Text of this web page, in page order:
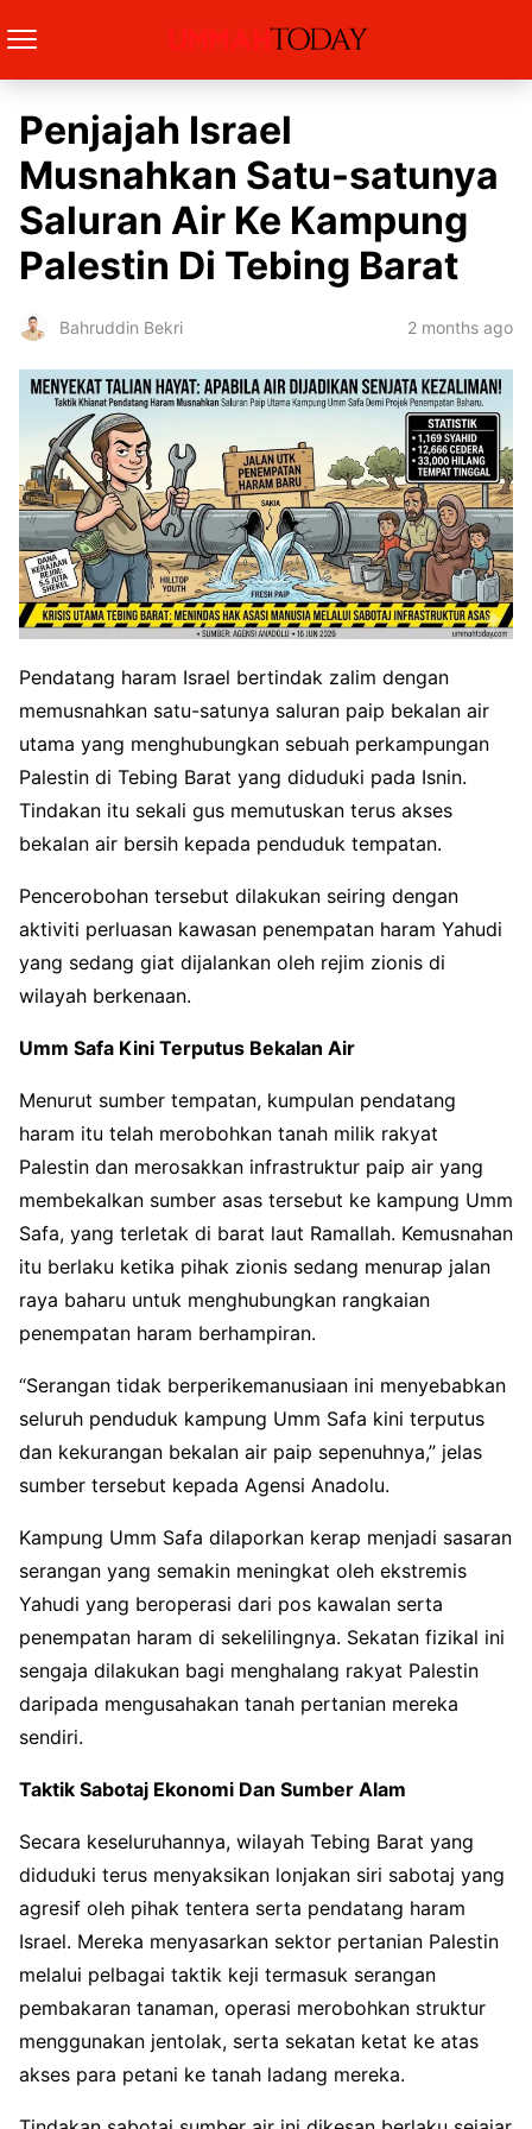
Penjajah Israel
Musnahkan Satu-satunya
Saluran Air Ke Kampung
Palestin Di Tebing Barat
Bahruddin Bekri 2 months ago
Pendatang haram Israel bertindak zalim dengan
memusnahkan satu-satunya saluran paip bekalan air
utama yang menghubungkan sebuah perkampungan
Palestin di Tebing Barat yang diduduki pada Isnin.
Tindakan itu sekali gus memutuskan terus akses
bekalan air bersih kepada penduduk tempatan.
Pencerobohan tersebut dilakukan seiring dengan
aktiviti perluasan kawasan penempatan haram Yahudi
yang sedang giat dijalankan oleh rejim zionis di
wilayah berkenaan.
Umm Safa Kini Terputus Bekalan Air
Menurut sumber tempatan, kumpulan pendatang
haram itu telah merobohkan tanah milik rakyat
Palestin dan merosakkan infrastruktur paip air yang
membekalkan sumber asas tersebut ke kampung Umm
Safa, yang terletak di barat laut Ramallah. Kemusnahan
itu berlaku ketika pihak zionis sedang menurap jalan
raya baharu untuk menghubungkan rangkaian
penempatan haram berhampiran.
“Serangan tidak berperikemanusiaan ini menyebabkan
seluruh penduduk kampung Umm Safa kini terputus
dan kekurangan bekalan air paip sepenuhnya,” jelas
sumber tersebut kepada Agensi Anadolu.
Kampung Umm Safa dilaporkan kerap menjadi sasaran
serangan yang semakin meningkat oleh ekstremis
Yahudi yang beroperasi dari pos kawalan serta
penempatan haram di sekelilingnya. Sekatan fizikal ini
sengaja dilakukan bagi menghalang rakyat Palestin
daripada mengusahakan tanah pertanian mereka
sendiri.
Taktik Sabotaj Ekonomi Dan Sumber Alam
Secara keseluruhannya, wilayah Tebing Barat yang
diduduki terus menyaksikan lonjakan siri sabotaj yang
agresif oleh pihak tentera serta pendatang haram
Israel. Mereka menyasarkan sektor pertanian Palestin
melalui pelbagai taktik keji termasuk serangan
pembakaran tanaman, operasi merobohkan struktur
menggunakan jentolak, serta sekatan ketat ke atas
akses para petani ke tanah ladang mereka.